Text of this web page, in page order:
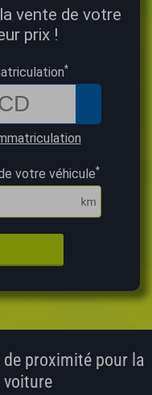
vente de votre
prix !
*
votre véhicule*
de proximité pour la
voiture